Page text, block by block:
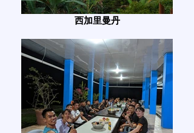
西加里曼丹